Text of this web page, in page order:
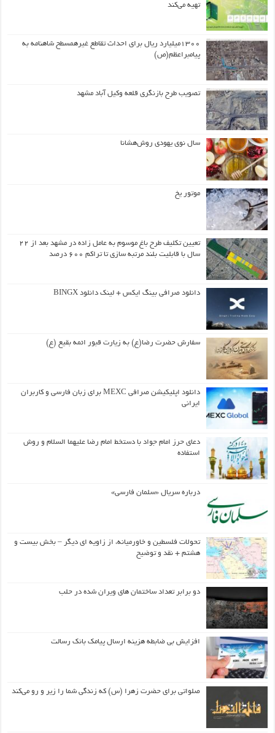
تهیه می‌کند
۱۳۰۰میلیارد ریال برای احداث تقاطع غیرهمسطح شاهنامه به
پیامبراعظم(ص)
تصویب طرح بازنگری قلعه وکیل آباد مشهد
سال نوی یهودی روش‌هشانا
موتور یخ
تعیین تکلیف طرح باغ موسوم به عامل زاده در مشهد بعد از ۲۲
سال با قابلیت بلند مرتبه سازی تا تراکم ۶۰۰ درصد
دانلود صرافی بینگ ایکس + لینک دانلود BINGX
سفارش حضرت رضا(ع) به زیارت قبور ائمه بقیع (ع)
دانلود اپلیکیشن صرافی MEXC برای زبان فارسی و کاربران
ایرانی
دعای حرز امام جواد با دستخط امام رضا علیهما السلام و روش
استفاده
درباره سریال «سلمان فارسی»
تحولات فلسطین و خاورمیانه، از زاویه ای دیگر – بخش بیست و
هشتم + نقد و توضیح
دو برابر تعداد ساختمان های ویران شده در حلب
افزایش بی ضابطه هزینه ارسال پیامک بانک رسالت
صلواتی برای حضرت زهرا (س) که زندگی شما را زیر و رو می‌کند